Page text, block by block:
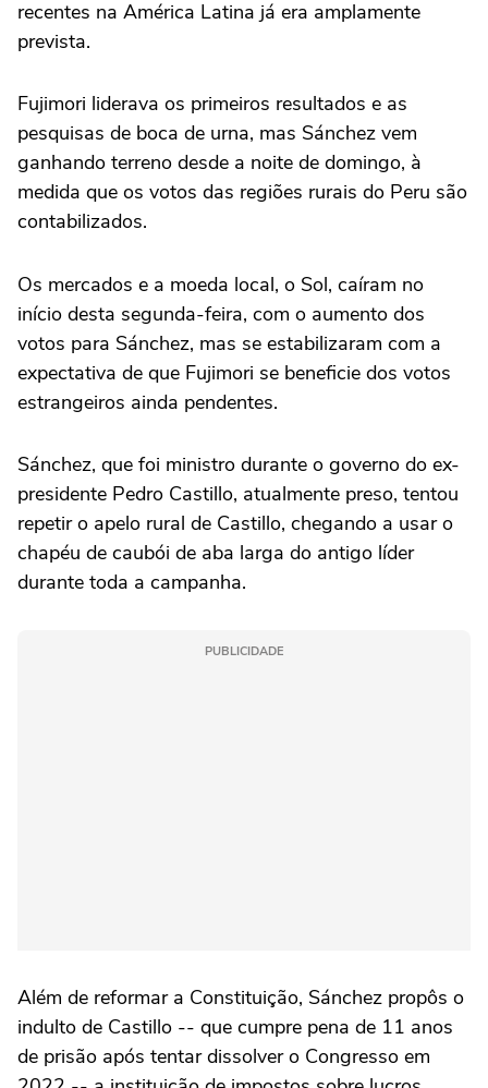
recentes ‌na América Latina já era amplamente
prevista.
Fujimori liderava os primeiros resultados e as
pesquisas de boca de urna, mas Sánchez vem
ganhando terreno desde a noite de domingo, à
medida que os ‌votos das regiões rurais do Peru são
contabilizados.
Os mercados e ‌a moeda local, o Sol, caíram no
início desta segunda-feira, com o aumento dos
⁠votos para Sánchez, mas se estabilizaram com a
expectativa de que Fujimori se beneficie dos votos
estrangeiros ainda pendentes.
Sánchez, que foi ministro durante o governo do ex-
presidente Pedro Castillo, atualmente preso, tentou
repetir o apelo rural de Castillo, chegando a usar o
chapéu de caubói de aba larga do antigo líder
durante toda a campanha.
PUBLICIDADE
Além de reformar a Constituição, Sánchez propôs o
indulto de Castillo -- que ‌cumpre pena de 11 anos
de prisão após tentar dissolver o Congresso em